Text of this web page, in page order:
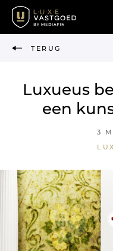
TERUG
Luxueus
een
3